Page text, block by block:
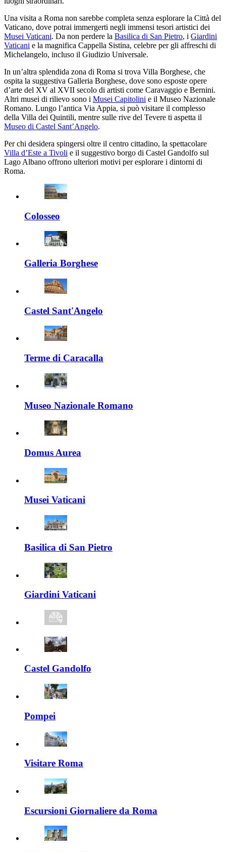
Una visita a Roma non sarebbe completa senza esplorare la Città del
Vaticano, dove potrai immergerti negli immensi tesori artistici dei
Musei Vaticani. Da non perdere la Basilica di San Pietro, i Giardini
Vaticani e la magnifica Cappella Sistina, celebre per gli affreschi di
Michelangelo, incluso il Giudizio Universale.
In un’altra splendida zona di Roma si trova Villa Borghese, che
ospita la suggestiva Galleria Borghese, dove sono esposte opere
d’arte del XV al XVII secolo di artisti come Caravaggio e Bernini.
Altri musei di rilievo sono i Musei Capitolini e il Museo Nazionale
Romano. Lungo l’antica Via Appia, si può visitare il complesso
della Villa dei Quintili, mentre sulle rive del Tevere ti aspetta il
Museo di Castel Sant’Angelo.
Per chi desidera spingersi oltre il centro cittadino, la spettacolare
Villa d’Este a Tivoli e il suggestivo borgo di Castel Gandolfo sul
Lago Albano offrono ulteriori motivi per esplorare i dintorni di
Roma.
Colosseo
Galleria Borghese
Castel Sant'Angelo
Terme di Caracalla
Museo Nazionale Romano
Domus Aurea
Musei Vaticani
Basilica di San Pietro
Giardini Vaticani
Castel Gandolfo
Pompei
Visitare Roma
Escursioni Giornaliere da Roma